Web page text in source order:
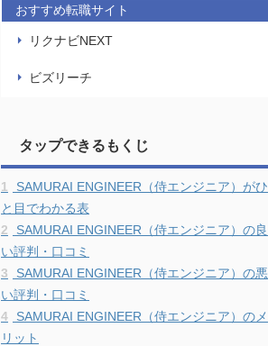
おすすめ転職サイト
リクナビNEXT
ビズリーチ
タップできるもくじ
1
SAMURAI ENGINEER（侍エンジニア）がひ
と目でわかる表
2
SAMURAI ENGINEER（侍エンジニア）の良
い評判・口コミ
3
SAMURAI ENGINEER（侍エンジニア）の悪
い評判・口コミ
4
SAMURAI ENGINEER（侍エンジニア）のメ
リット